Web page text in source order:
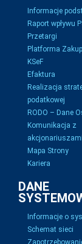
Informacje
Raport wpływu
Przetargi
Platforma
KSeF
Efaktura
Realizacja
podatkowej
RODO – Dane
Komunikacja z
akcjonariuszami
Mapa Strony
Kariera
DANE
Informacje o
Schemat sieci